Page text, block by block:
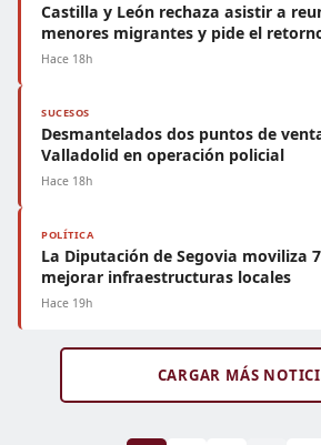
Castilla y León rechaza asistir a
menores migrantes y pide el
Hace 18h
SUCESOS
Desmantelados dos puntos de
Valladolid en operación policial
Hace 18h
POLÍTICA
La Diputación de Segovia moviliza
mejorar infraestructuras locales
Hace 19h
CARGAR MÁS